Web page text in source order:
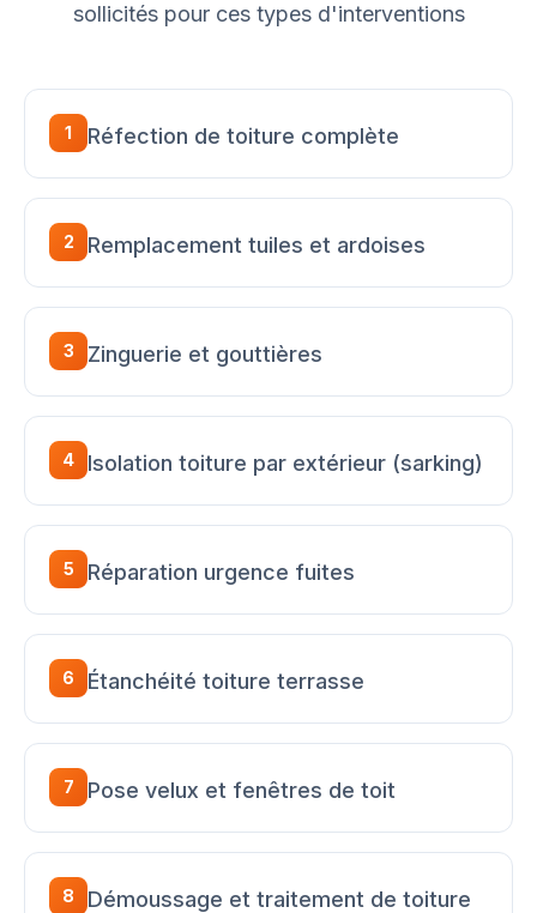
sollicités pour ces types d'interventions
1 Réfection de toiture complète
2 Remplacement tuiles et ardoises
3 Zinguerie et gouttières
4 Isolation toiture par extérieur (sarking)
5 Réparation urgence fuites
6 Étanchéité toiture terrasse
7 Pose velux et fenêtres de toit
8 Démoussage et traitement de toiture